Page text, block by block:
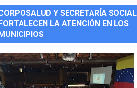
Y SECRETARÍA SOCIAL
FORTALECEN LA ATENCIÓN EN LOS
MUNICIPIOS